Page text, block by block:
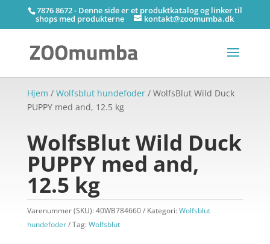
7876 8672 - Denne side er et produktkatalog og linker til
shops med produkterne kontakt@zoomumba.dk
Hjem / Wolfsblut hundefoder/ WolfsBlut Wild Duck
PUPPY med and, 12.5 kg
WolfsBlut Wild Duck
PUPPY med and,
12.5 kg
Varenummer (SKU):40WB784660 Kategori:Wolfsblut
hundefoder
Tag:Wolfsblut